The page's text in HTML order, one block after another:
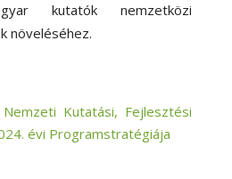
kutatók nemzetközi
növeléséhez.
Nemzeti Kutatási, Fejlesztési
évi Programstratégiája